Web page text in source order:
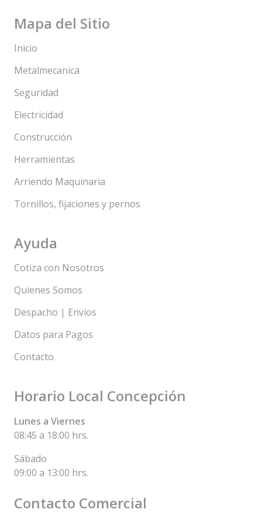
Mapa del Sitio
Inicio
Metalmecanica
Seguridad
Electricidad
Construcción
Herramientas
Arriendo Maquinaria
Tornillos, fijaciones y pernos
Ayuda
Cotiza con Nosotros
Quienes Somos
Despacho | Envíos
Datos para Pagos
Contacto
Horario Local Concepción
Lunes a Viernes
08:45 a 18:00 hrs.
Sábado
09:00 a 13:00 hrs.
Contacto Comercial